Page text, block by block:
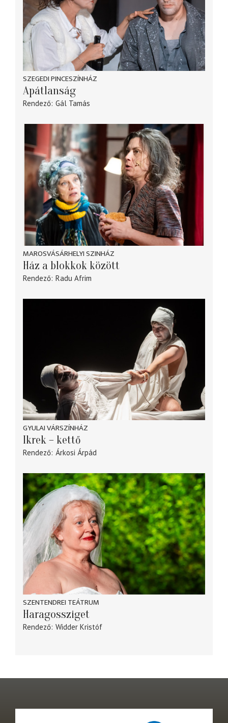
SZEGEDI PINCESZÍNHÁZ
Apátlanság
Rendező Gál Tamás
MAROSVÁSÁRHELYI SZINHÁZ
Ház a blokkok között
Rendező Radu Afrim
GYULAI VÁRSZÍNHÁZ
Ikrek – kettő
Rendező Árkosi Árpád
SZENTENDREI TEÁTRUM
Haragossziget
Rendező Widder Kristóf